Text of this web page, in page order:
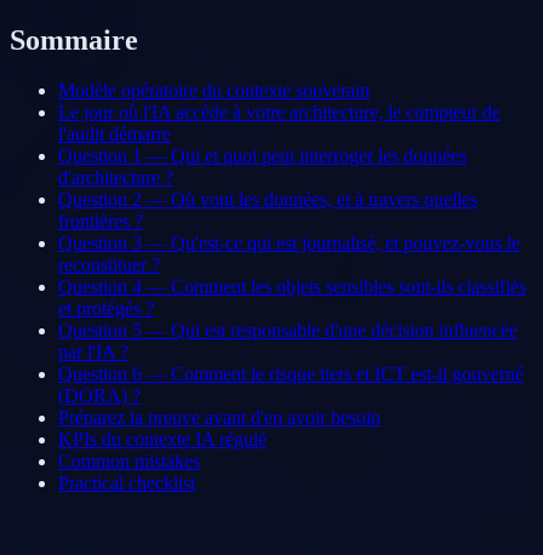
Sommaire
Modèle opératoire du contexte souverain
Le jour où l'IA accède à votre architecture, le compteur de
l'audit démarre
Question 1 — Qui et quoi peut interroger les données
d'architecture ?
Question 2 — Où vont les données, et à travers quelles
frontières ?
Question 3 — Qu'est-ce qui est journalisé, et pouvez-vous le
reconstituer ?
Question 4 — Comment les objets sensibles sont-ils classifiés
et protégés ?
Question 5 — Qui est responsable d'une décision influencée
par l'IA ?
Question 6 — Comment le risque tiers et ICT est-il gouverné
(DORA) ?
Préparez la preuve avant d'en avoir besoin
KPIs du contexte IA régulé
Common mistakes
Practical checklist